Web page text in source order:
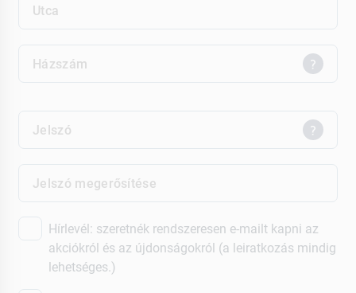
Utca
Házszám
Jelszó
Jelszó megerősítése
Hírlevél: szeretnék rendszeresen e-mailt kapni az
akciókról és az újdonságokról (a leiratkozás mindig
lehetséges.)